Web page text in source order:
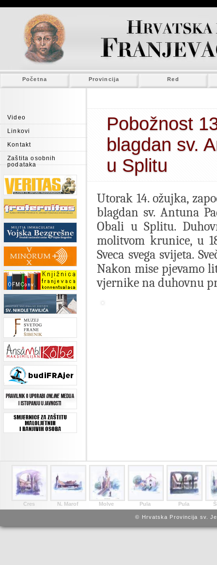
Početna Provincija Red
Video
Linkovi
Kontakt
Zaštita osobnih
podataka
Pobožnost
blagdan sv.
u Splitu
Utorak 14. ožujka,
blagdan sv. Antuna
Obali u Splitu.
molitvom krunice, u
Sveca svega svijeta.
Nakon mise pjevamo
vjernike na duhovnu
Cres N. Marof Molve Pula Pula
© Hrvatska Provincija sv.